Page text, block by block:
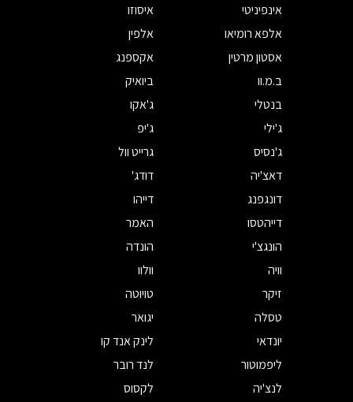
אינפיניטי
איסוזו
אלפא רומיאו
אלפין
אסטון מרטין
אקספנג
ב.מ.וו
ביואיק
בנטלי
ג'אקו
ג'ילי
ג'יפ
ג'נסיס
גרייט וול
דאצ'יה
דודג'
דונגפנג
דייהו
דייהטסו
האמר
הונגצ'י
הונדה
וויה
וולוו
זיקר
טויוטה
טסלה
יגואר
יונדאי
לינק אנד קו
ליפמוטור
לנד רובר
לנצ'יה
לקסוס